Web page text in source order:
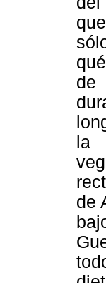
de
la
de